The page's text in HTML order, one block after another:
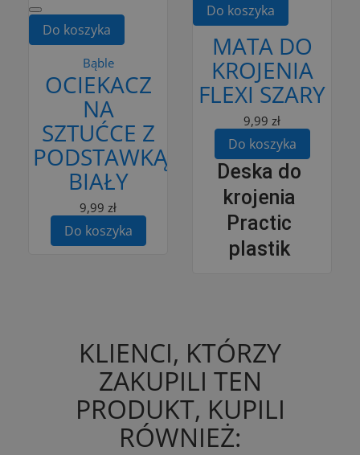
Do koszyka
Bąble
OCIEKACZ
NA
SZTUĆCE Z
PODSTAWKĄ
BIAŁY
9,99 zł
Do koszyka
Do koszyka
MATA DO
KROJENIA
FLEXI SZARY
9,99 zł
Do koszyka
Deska do
krojenia
Practic
plastik
KLIENCI, KTÓRZY
ZAKUPILI TEN
PRODUKT, KUPILI
RÓWNIEŻ: